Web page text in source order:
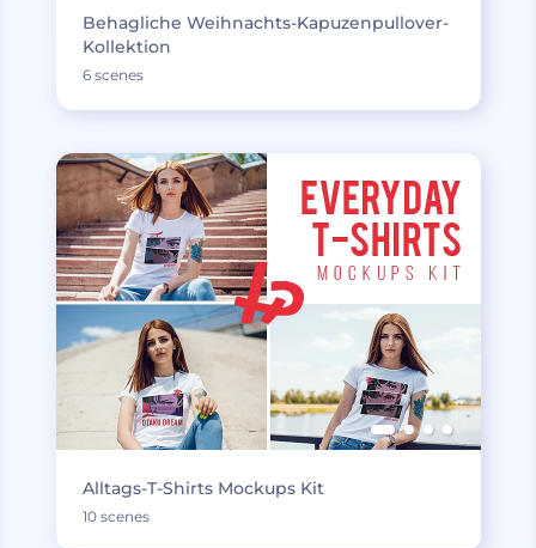
Behagliche Weihnachts-Kapuzenpullover-
Kollektion
6 scenes
Alltags-T-Shirts Mockups Kit
10 scenes